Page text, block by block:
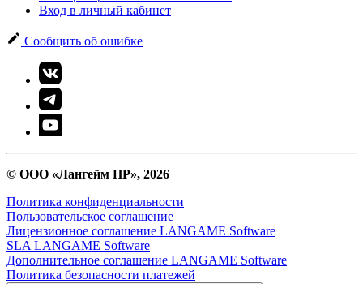
Вход в личный кабинет
Сообщить об ошибке
© ООО «Лангейм ПР», 2026
Политика конфиденциальности
Пользовательское соглашение
Лицензионное соглашение LANGAME Software
SLA LANGAME Software
Дополнительное соглашение LANGAME Software
Политика безопасности платежей